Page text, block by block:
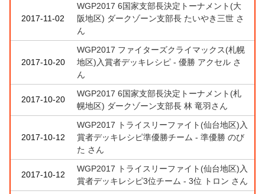
2017-11-02
WGP2017 6国家支部長決定トーナメント(大
阪地区) ダークゾーン支部長 たいやき三世 さ
ん
2017-10-20
WGP2017 ファイターズクライマックス(札幌
地区)入賞者デッキレシピ - 優勝 アクセル さ
ん
2017-10-20
WGP2017 6国家支部長決定トーナメント(札
幌地区) ダークゾーン支部長 林 竜羽さん
2017-10-12
WGP2017 トライスリーファイト(仙台地区)入
賞者デッキレシピ準優勝チーム - 準優勝 のび
た さん
2017-10-12
WGP2017 トライスリーファイト(仙台地区)入
賞者デッキレシピ3位チーム - 3位 トロン さん